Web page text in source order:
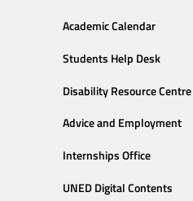
Academic Calendar
Students Help Desk
Disability Resource Centre
Advice and Employment
Internships Office
UNED Digital Contents